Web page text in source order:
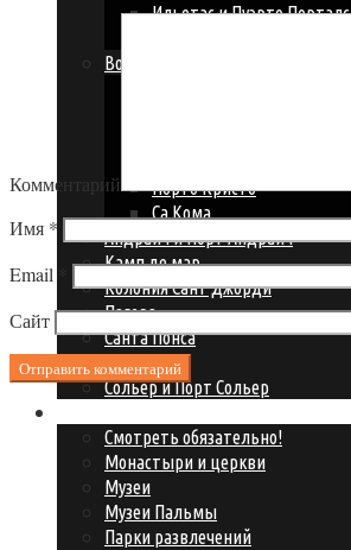
Ильетас и Пуэрто Порталс
Восточное побережье
Порто Кристо
Са Кома
Андрайч и Порт Андрайч
Камп де мар
Колония Сант Джорди
Пагера
Санта Понса
Сант Эльм
Сольер и Порт Сольер
Смотреть обязательно!
Монастыри и церкви
Музеи
Музеи Пальмы
Парки развлечений
Комментарий
Имя *
Email
Сайт